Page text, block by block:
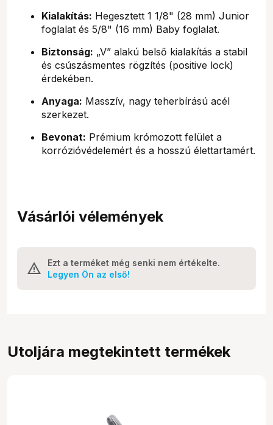
Kialakítás: Hegesztett 1 1/8" (28 mm) Junior
foglalat és 5/8" (16 mm) Baby foglalat.
Biztonság: „V” alakú belső kialakítás a stabil
és csúszásmentes rögzítés (positive lock)
érdekében.
Anyaga: Masszív, nagy teherbírású acél
szerkezet.
Bevonat: Prémium krómozott felület a
korrózióvédelemért és a hosszú élettartamért.
Vásárlói vélemények
Ezt a terméket még senki nem értékelte.
Legyen Ön az első!
Utoljára megtekintett termékek